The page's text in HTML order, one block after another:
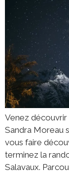
Venez découvrir
Sandra Moreau
vous faire
terminez la
Salavaux.